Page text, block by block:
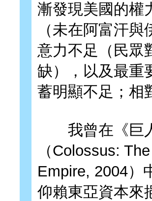
漸發現美國的權
（未在阿富汗
意力不足（民眾
缺），以及最重
蓄明顯不足；相
我曾在《巨人
（Colossus:
Empire, 2004）
仰賴東亞資本來